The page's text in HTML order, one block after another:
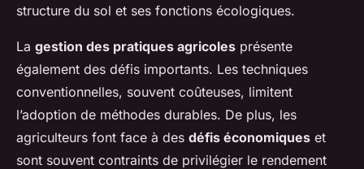
structure du sol et ses fonctions écologiques.
La gestion des pratiques agricoles présente
également des défis importants. Les techniques
conventionnelles, souvent coûteuses, limitent
l’adoption de méthodes durables. De plus, les
agriculteurs font face à des défis économiques et
sont souvent contraints de privilégier le rendement